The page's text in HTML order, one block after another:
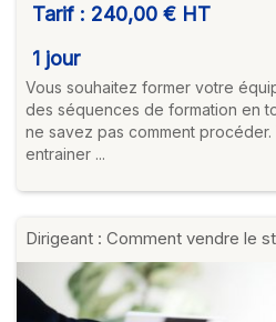
Tarif : 240,00 € HT
1 jour
Vous souhaitez former votre
des séquences de formation en
ne savez pas comment procéder.
entrainer ...
Dirigeant : Comment vendre le